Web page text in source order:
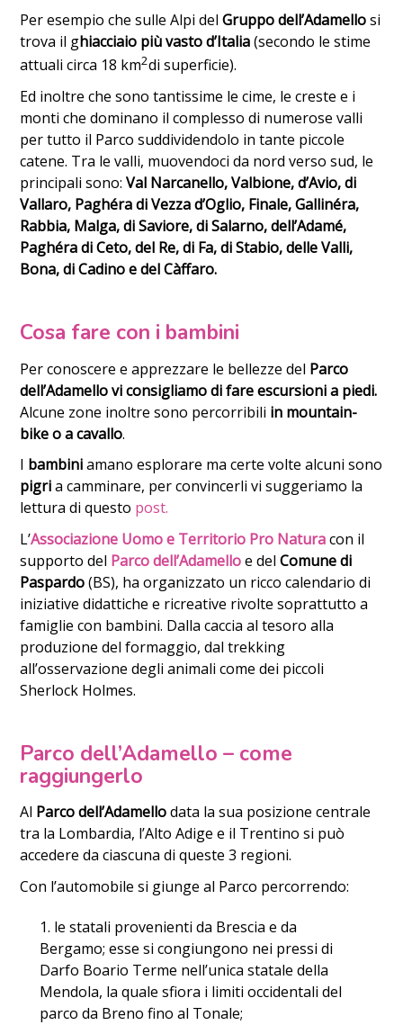
Per esempio che sulle Alpi delGruppo dell’Adamellosi
trova il ghiacciaio più vasto d’Italia(secondo le stime
attuali circa 18 km2di superficie).
Ed inoltre che sono tantissime le cime, le creste e i
monti che dominano il complesso di numerose valli
per tutto il Parco suddividendolo in tante piccole
catene. Tra le valli, muovendoci da nord verso sud, le
principali sono:Val Narcanello, Valbione, d’Avio, di
Vallaro, Paghéra di Vezza d’Oglio, Finale, Gallinéra,
Rabbia, Malga, di Saviore, di Salarno, dell’Adamé,
Paghéra di Ceto, del Re, di Fa, di Stabio, delle Valli,
Bona, di Cadino e del Càffaro.
Cosa fare con i bambini
Per conoscere e apprezzare le bellezze del Parco
dell’Adamello vi consigliamo di fare escursioni a piedi.
Alcune zone inoltre sono percorribili in mountain-
bike o a cavallo.
I bambiniamano esplorare ma certe volte alcuni sono
pigria camminare, per convincerli vi suggeriamo la
lettura di questo post.
L’Associazione Uomo e Territorio Pro Natura con il
supporto del Parco dell’Adamelloe delComune di
Paspardo(BS), ha organizzato un ricco calendario di
iniziative didattiche e ricreative rivolte soprattutto a
famiglie con bambini. Dalla caccia al tesoro alla
produzione del formaggio, dal trekking
all’osservazione degli animali come dei piccoli
Sherlock Holmes.
Parco dell’Adamello – come
raggiungerlo
Al Parco dell’Adamellodata la sua posizione centrale
tra la Lombardia, l’Alto Adige e il Trentino si può
accedere da ciascuna di queste 3 regioni.
Con l’automobile si giunge al Parco percorrendo:
le statali provenienti da Brescia e da
Bergamo; esse si congiungono nei pressi di
Darfo Boario Terme nell’unica statale della
Mendola, la quale sfiora i limiti occidentali del
parco da Breno fino al Tonale;